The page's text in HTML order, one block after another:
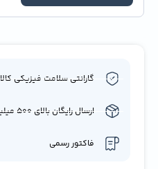
گارانتی سلامت فیزیکی کالا
ارسال رایگان بالای 500 میلیون
فاکتور رسمی